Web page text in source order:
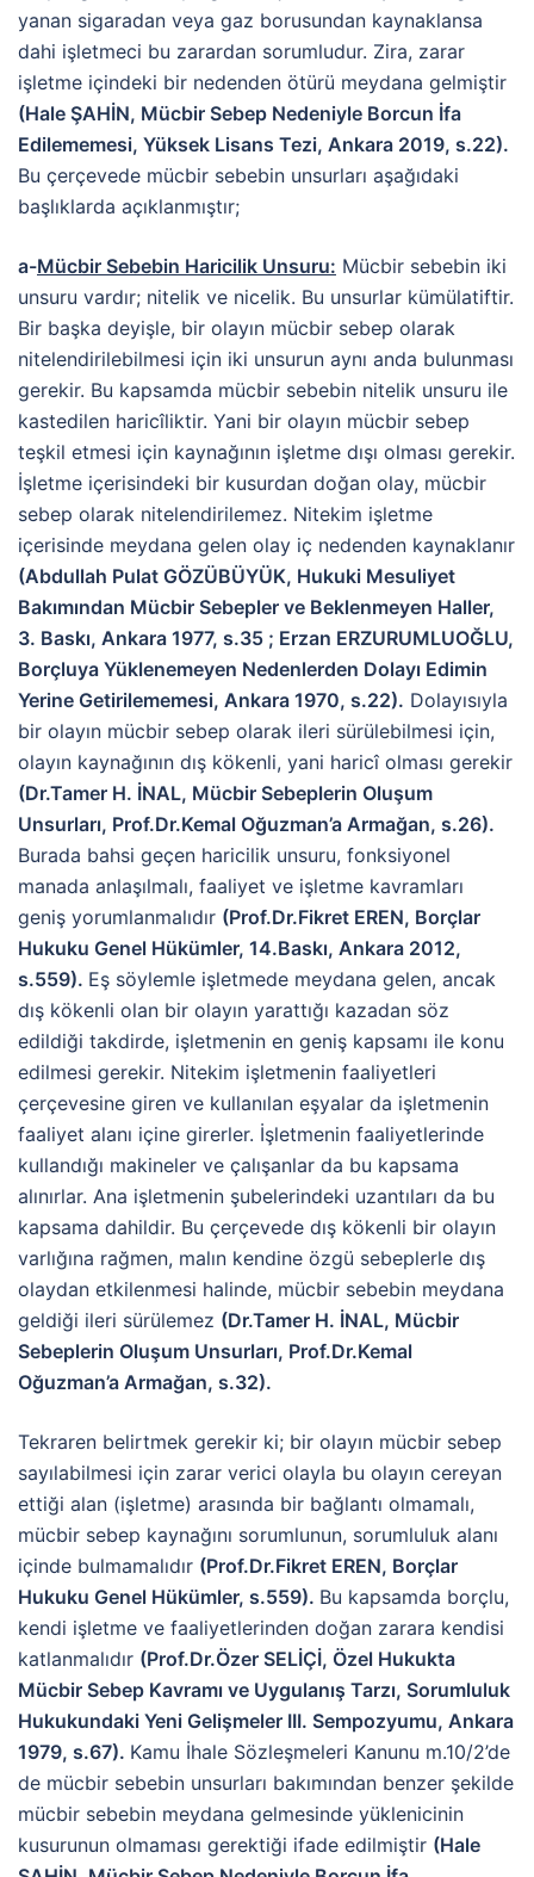
yanan sigaradan veya gaz borusundan kaynaklansa
dahi işletmeci bu zarardan sorumludur. Zira, zarar
işletme içindeki bir nedenden ötürü meydana gelmiştir
(Hale ŞAHİN, Mücbir Sebep Nedeniyle Borcun İfa
Edilememesi, Yüksek Lisans Tezi, Ankara 2019, s.22).
Bu çerçevede mücbir sebebin unsurları aşağıdaki
başlıklarda açıklanmıştır;
a-Mücbir Sebebin Haricilik Unsuru: Mücbir sebebin iki
unsuru vardır; nitelik ve nicelik. Bu unsurlar kümülatiftir.
Bir başka deyişle, bir olayın mücbir sebep olarak
nitelendirilebilmesi için iki unsurun aynı anda bulunması
gerekir. Bu kapsamda mücbir sebebin nitelik unsuru ile
kastedilen haricîliktir. Yani bir olayın mücbir sebep
teşkil etmesi için kaynağının işletme dışı olması gerekir.
İşletme içerisindeki bir kusurdan doğan olay, mücbir
sebep olarak nitelendirilemez. Nitekim işletme
içerisinde meydana gelen olay iç nedenden kaynaklanır
(Abdullah Pulat GÖZÜBÜYÜK, Hukuki Mesuliyet
Bakımından Mücbir Sebepler ve Beklenmeyen Haller,
3. Baskı, Ankara 1977, s.35 ; Erzan ERZURUMLUOĞLU,
Borçluya Yüklenemeyen Nedenlerden Dolayı Edimin
Yerine Getirilememesi, Ankara 1970, s.22). Dolayısıyla
bir olayın mücbir sebep olarak ileri sürülebilmesi için,
olayın kaynağının dış kökenli, yani haricî olması gerekir
(Dr.Tamer H. İNAL, Mücbir Sebeplerin Oluşum
Unsurları, Prof.Dr.Kemal Oğuzman’a Armağan, s.26).
Burada bahsi geçen haricilik unsuru, fonksiyonel
manada anlaşılmalı, faaliyet ve işletme kavramları
geniş yorumlanmalıdır (Prof.Dr.Fikret EREN, Borçlar
Hukuku Genel Hükümler, 14.Baskı, Ankara 2012,
s.559). Eş söylemle işletmede meydana gelen, ancak
dış kökenli olan bir olayın yarattığı kazadan söz
edildiği takdirde, işletmenin en geniş kapsamı ile konu
edilmesi gerekir. Nitekim işletmenin faaliyetleri
çerçevesine giren ve kullanılan eşyalar da işletmenin
faaliyet alanı içine girerler. İşletmenin faaliyetlerinde
kullandığı makineler ve çalışanlar da bu kapsama
alınırlar. Ana işletmenin şubelerindeki uzantıları da bu
kapsama dahildir. Bu çerçevede dış kökenli bir olayın
varlığına rağmen, malın kendine özgü sebeplerle dış
olaydan etkilenmesi halinde, mücbir sebebin meydana
geldiği ileri sürülemez (Dr.Tamer H. İNAL, Mücbir
Sebeplerin Oluşum Unsurları, Prof.Dr.Kemal
Oğuzman’a Armağan, s.32).
Tekraren belirtmek gerekir ki; bir olayın mücbir sebep
sayılabilmesi için zarar verici olayla bu olayın cereyan
ettiği alan (işletme) arasında bir bağlantı olmamalı,
mücbir sebep kaynağını sorumlunun, sorumluluk alanı
içinde bulmamalıdır (Prof.Dr.Fikret EREN, Borçlar
Hukuku Genel Hükümler, s.559). Bu kapsamda borçlu,
kendi işletme ve faaliyetlerinden doğan zarara kendisi
katlanmalıdır (Prof.Dr.Özer SELİÇİ, Özel Hukukta
Mücbir Sebep Kavramı ve Uygulanış Tarzı, Sorumluluk
Hukukundaki Yeni Gelişmeler III. Sempozyumu, Ankara
1979, s.67). Kamu İhale Sözleşmeleri Kanunu m.10/2’de
de mücbir sebebin unsurları bakımından benzer şekilde
mücbir sebebin meydana gelmesinde yüklenicinin
kusurunun olmaması gerektiği ifade edilmiştir (Hale